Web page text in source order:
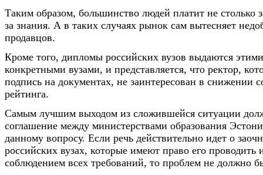
Таким образом, большинство людей платит не столько
за знания. А в таких случаях рынок сам вытесняет
продавцов.
Кроме того, дипломы российских вузов выдаются
конкретными вузами, и представляется, что ректор,
подпись на документах, не заинтересован в снижении
рейтинга.
Самым лучшим выходом из сложившейся ситуации
соглашение между министерствами образования
данному вопросу. Если речь действительно идет о
российских вузах, которые имеют право его проводить
соблюдением всех требований, то проблем не должно